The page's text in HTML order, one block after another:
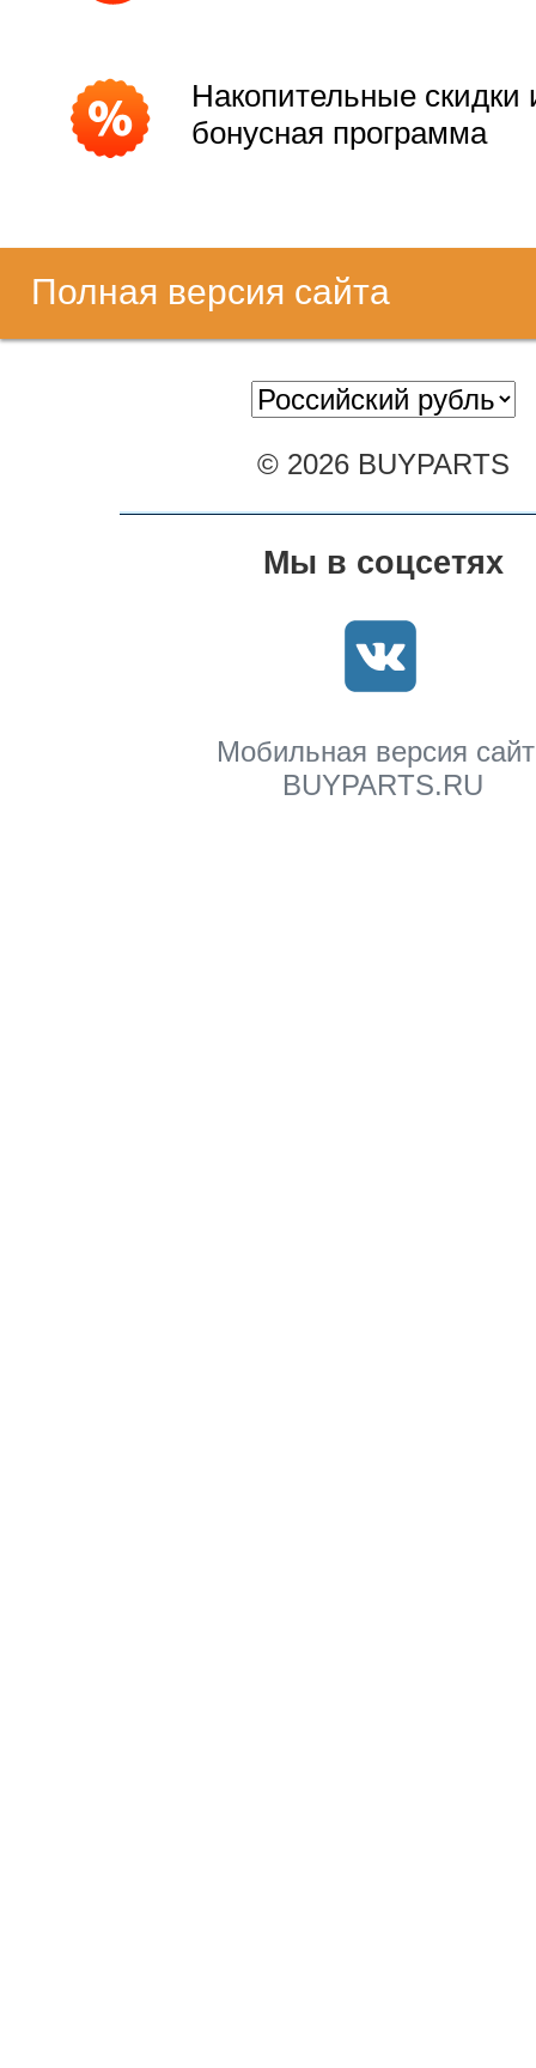
Накопительные скидки
бонусная программа
Полная версия сайта
© 2026 BUYPARTS
Мы в соцсетях
Мобильная версия
BUYPARTS.RU